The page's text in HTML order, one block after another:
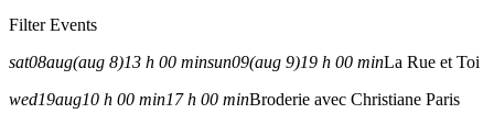
Filter Events
sat08aug(aug 8)13 h 00 minsun09(aug 9)19 h 00 minLa Rue et Toi
wed19aug10 h 00 min17 h 00 minBroderie avec Christiane Paris